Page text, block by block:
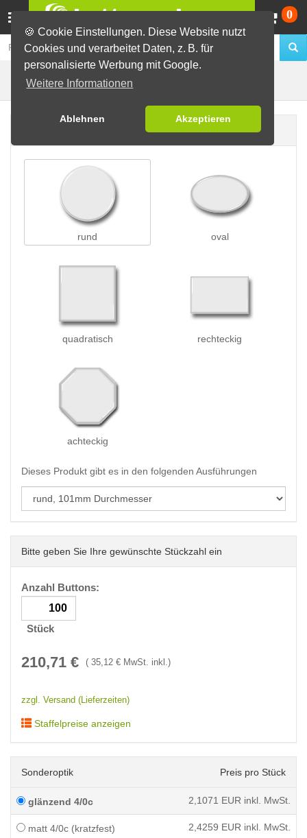
🍪 Cookie Einstellungen. Diese Website nutzt
Cookies und verarbeitet Daten, z. B. für
personalisierte Werbung mit Google.
Weitere Informationen
Ablehnen Akzeptieren
0
Buttons erstellen Nadelbuttons
rund oval
quadratisch rechteckig
achteckig
Dieses Produkt gibt es in den folgenden Ausführungen
Bitte geben Sie Ihre gewünschte Stückzahl ein
Anzahl Buttons:
Stück
210,71 € ( 35,12 € MwSt. inkl.)
zzgl. Versand (Lieferzeiten)
Staffelpreise anzeigen
Sonderoptik Preis pro Stück
glänzend 4/0c 2,1071 EUR inkl. MwSt.
matt 4/0c (kratzfest) 2,4259 EUR inkl. MwSt.